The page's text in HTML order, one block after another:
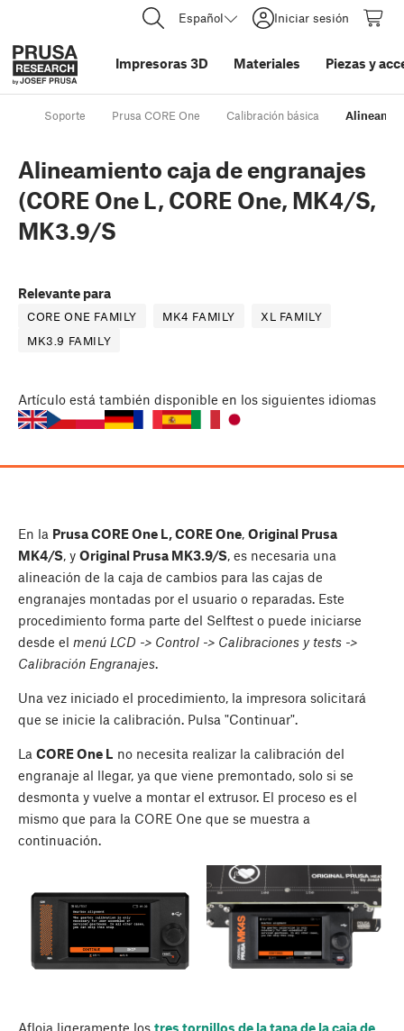
Español Iniciar sesión
Impresoras 3D Materiales Piezas y
Soporte Prusa CORE One Calibración básica
Alineamiento caja de engranajes
(CORE One L, CORE One, MK4/S,
MK3.9/S
Relevante para
CORE ONE FAMILY MK4 FAMILY
XL FAMILY
MK3.9 FAMILY
Artículo está también disponible en los siguientes idiomas
En la Prusa CORE One L, CORE One, Original Prusa
MK4/S, y Original Prusa MK3.9/S, es necesaria una
alineación de la caja de cambios para las cajas de
engranajes montadas por el usuario o reparadas. Este
procedimiento forma parte del Selftest o puede iniciarse
desde el menú LCD -> Control -> Calibraciones y tests ->
Calibración Engranajes.
Una vez iniciado el procedimiento, la impresora solicitará
que se inicie la calibración. Pulsa "Continuar".
La CORE One L no necesita realizar la calibración del
engranaje al llegar, ya que viene premontado, solo si se
desmonta y vuelve a montar el extrusor. El proceso es el
mismo que para la CORE One que se muestra a
continuación.
Afloja ligeramente los tres tornillos de la tapa de la caja de